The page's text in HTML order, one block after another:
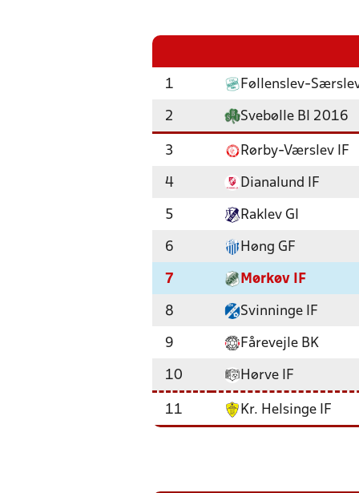
1 Føllenslev-
2 Svebølle BI 2016
3 Rørby-Værslev IF
4 Dianalund IF
5 Raklev GI
6 Høng GF
7 Mørkøv IF
8 Svinninge IF
9 Fårevejle BK
10 Hørve IF
11 Kr. Helsinge IF